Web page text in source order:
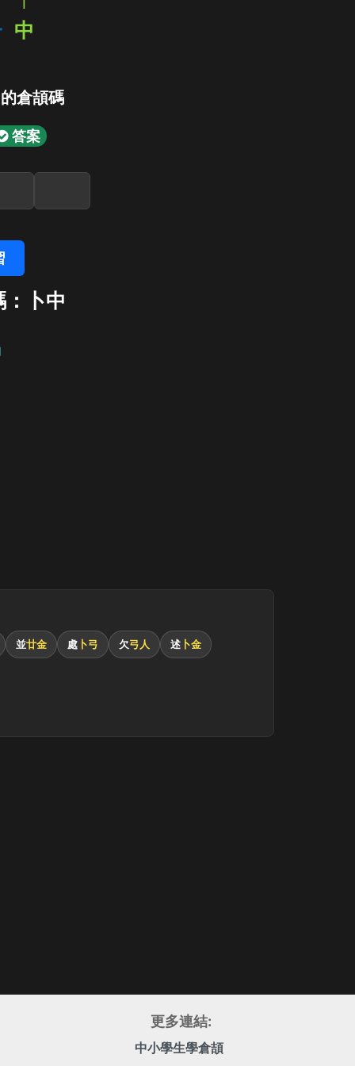
中
倉頡碼
答案
卜中
並廿金 處 卜弓 欠弓人 述 卜金
更多連結:
中小學生學倉頡